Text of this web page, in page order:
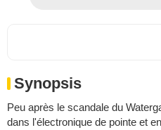
Synopsis
Peu après le scandale du
dans l'électronique de pointe et